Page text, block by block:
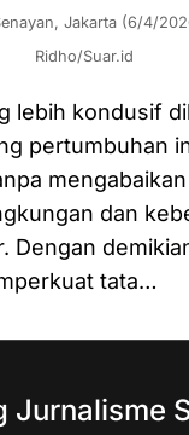
Jakarta (6/4/
Ridho/Suar.id
lebih kondusif
pertumbuhan
dan
Dengan
tata…
Jurnalisme